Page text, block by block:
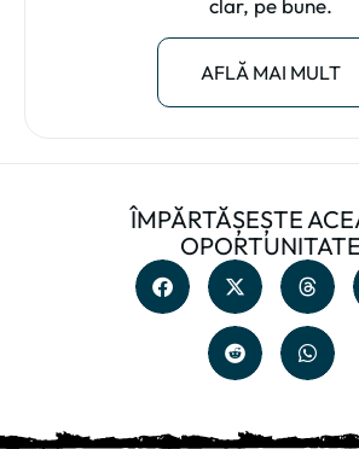
clar, pe bune.
AFLĂ MAI MULT
ÎMPĂRTĂȘEȘTE
OPORTUNITATE